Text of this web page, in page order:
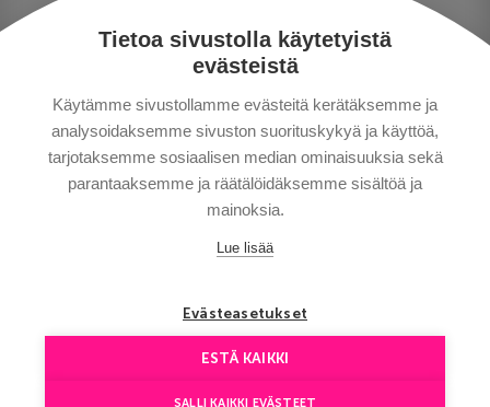
Tietoa sivustolla käytetyistä
evästeistä
Käytämme sivustollamme evästeitä kerätäksemme ja
analysoidaksemme sivuston suorituskykyä ja käyttöä,
tarjotaksemme sosiaalisen median ominaisuuksia sekä
parantaaksemme ja räätälöidäksemme sisältöä ja
mainoksia.
Lue lisää
Evästeasetukset
ESTÄ KAIKKI
SALLI KAIKKI EVÄSTEET
PERSONUPPGIFTSPOLICY
BETALNINGSVILLKOR
RESEVILLKOR
BRA ATT VETA
KONTAKTA OSS
Copyright © Aventours 2026